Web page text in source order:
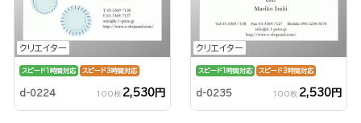
クリエイター
スピード1時間対応 スピード3時間対応
d-0224 100枚 2,530円
クリエイター
スピード1時間対応 スピード3時間対応
d-0235 100枚 2,530円